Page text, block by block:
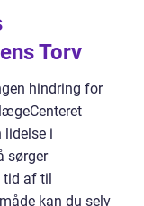
Torv
hindring for
lidelse i
sørger
tid af til
kan du selv